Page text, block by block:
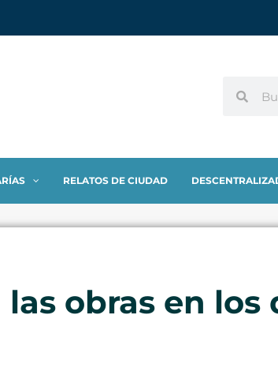
RELATOS DE CIUDAD
obras en los